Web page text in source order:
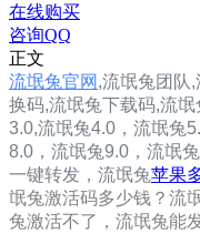
在线购买
咨询QQ
正文
流氓兔官网 ,流氓兔团队,
换码,流氓兔下载码,流氓
3.0,流氓兔4.0， 流氓兔
8.0， 流氓兔9.0， 流氓兔
一键转发， 流氓兔苹果
氓兔激活码多少钱？流
兔激活不了，流氓兔能